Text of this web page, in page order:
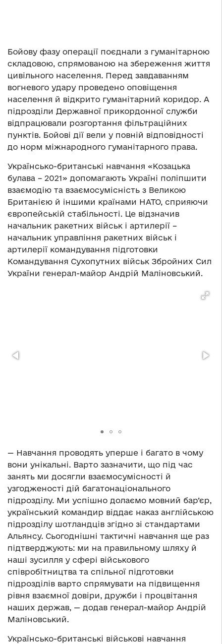
Бойову фазу операції поєднали з гуманітарною
складовою, спрямованою на збереження життя
цивільного населення. Перед завдаванням
вогневого удару проведено оповіщення
населення й відкрито гуманітарний коридор. А
підрозділи Державної прикордонної служби
відпрацювали розгортання фільтраційних
пунктів. Бойові дії вели у повній відповідності
до норм міжнародного гуманітарного права.
Українсько-британські навчання «Козацька
булава – 2021» допомагають Україні поліпшити
взаємодію та взаємосумісність з Великою
Британією й іншими країнами НАТО, сприяючи
європейській стабільності. Це відзначив
начальник ракетних військ і артилерії –
начальник управління ракетних військ і
артилерії командування підготовки
Командування Сухопутних військ Збройних Сил
України генерал-майор Андрій Маліновський.
— Навчання проводять уперше і багато в чому
вони унікальні. Варто зазначити, що під час
занять ми досягли взаємосумісності й
узгодженості дій багатонаціонального
підрозділу. Ми успішно долаємо мовний бар’єр,
український командир віддає наказ англійською
підрозділу шотландців згідно зі стандартами
Альянсу. Сьогоднішні тактичні навчання ще раз
підтверджують: ми на правильному шляху й
наші зусилля у сфері військового
співробітництва та спільної підготовки
підрозділів варто спрямувати на підвищення
рівня взаємної довіри, дружби і процвітання
наших держав, — додав генерал-майор Андрій
Маліновський.
Українсько-британські військові навчання